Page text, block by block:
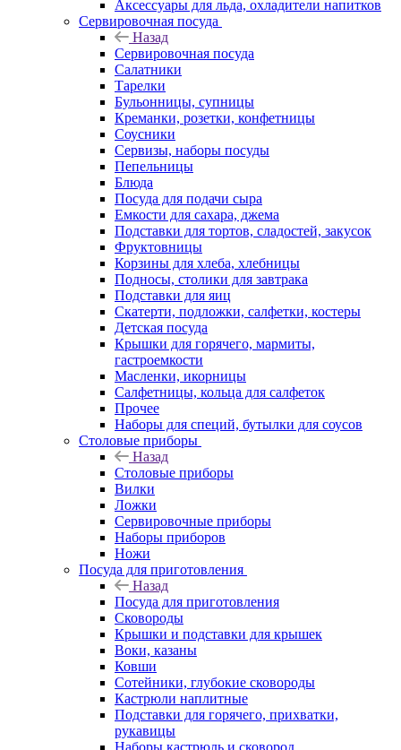
Аксессуары для льда, охладители напитков
Сервировочная посуда
Назад
Сервировочная посуда
Салатники
Тарелки
Бульонницы, супницы
Креманки, розетки, конфетницы
Соусники
Сервизы, наборы посуды
Пепельницы
Блюда
Посуда для подачи сыра
Емкости для сахара, джема
Подставки для тортов, сладостей, закусок
Фруктовницы
Корзины для хлеба, хлебницы
Подносы, столики для завтрака
Подставки для яиц
Скатерти, подложки, салфетки, костеры
Детская посуда
Крышки для горячего, мармиты,
гастроемкости
Масленки, икорницы
Салфетницы, кольца для салфеток
Прочее
Наборы для специй, бутылки для соусов
Столовые приборы
Назад
Столовые приборы
Вилки
Ложки
Сервировочные приборы
Наборы приборов
Ножи
Посуда для приготовления
Назад
Посуда для приготовления
Сковороды
Крышки и подставки для крышек
Воки, казаны
Ковши
Сотейники, глубокие сковороды
Кастрюли наплитные
Подставки для горячего, прихватки,
рукавицы
Наборы кастрюль и сковород